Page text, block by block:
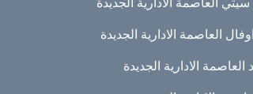
العاصمة الادارية الجديدة
العاصمة الادارية الجديدة
الادارية الجديدة